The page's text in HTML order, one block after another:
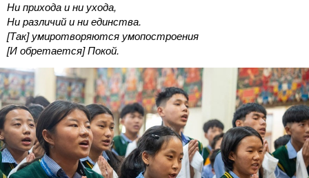
Ни прихода и ни ухода,
Ни различий и ни единства.
[Так] умиротворяются умопостроения
[И обретается] Покой.